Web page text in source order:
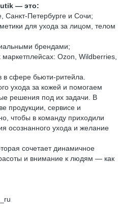
— это:
Санкт-Петербурге и Сочи;
для ухода за лицом, телом
брендами;
Ozon, Wildberries,
в сфере бьюти-ритейла.
ухода за кожей и помогаем
решения под их задачи. В
продукции, сервисе и
чтобы в команду приходили
осознанного ухода и желание
сочетает динамичное
и внимание к людям — как